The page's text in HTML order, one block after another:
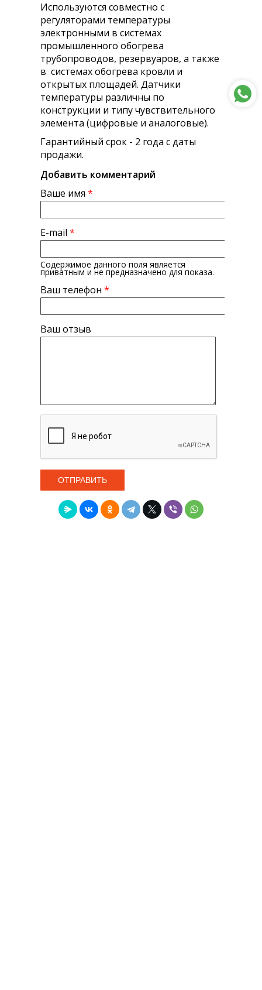
Используются совместно с
регуляторами температуры
электронными в системах
промышленного обогрева
трубопроводов, резервуаров, а также
в системах обогрева кровли и
открытых площадей. Датчики
температуры различны по
конструкции и типу чувствительного
элемента (цифровые и аналоговые).
Гарантийный срок - 2 года с даты
продажи.
Добавить комментарий
Ваше имя *
E-mail *
Содержимое данного поля является
приватным и не предназначено для показа.
Ваш телефон *
Ваш отзыв